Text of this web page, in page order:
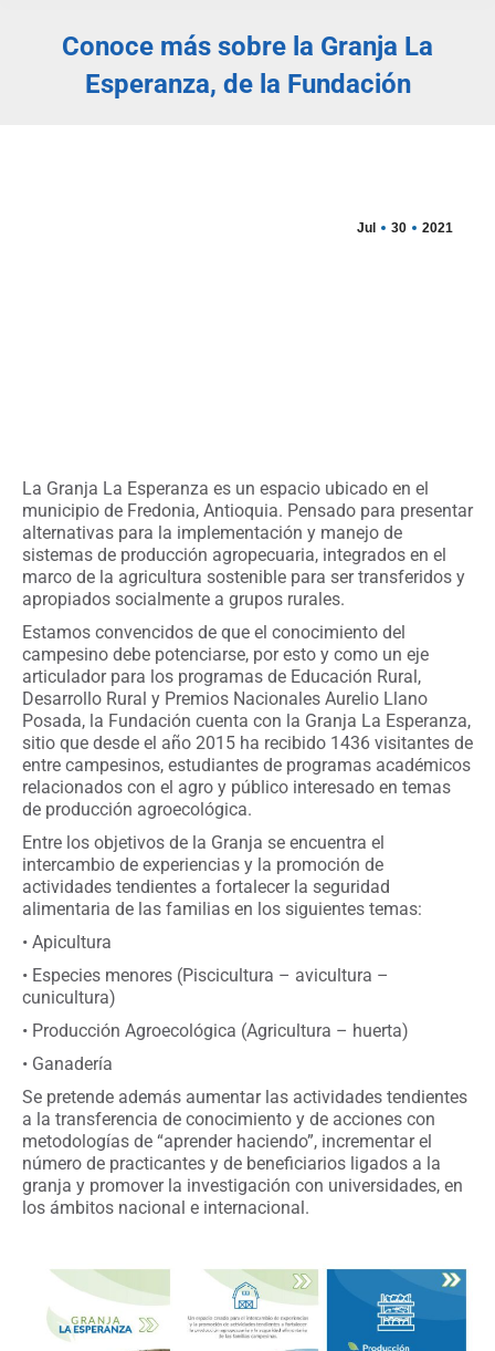
Conoce más sobre la Granja La
Esperanza, de la Fundación
Jul 30 2021
La Granja La Esperanza es un espacio ubicado en el
municipio de Fredonia, Antioquia. Pensado para presentar
alternativas para la implementación y manejo de
sistemas de producción agropecuaria, integrados en el
marco de la agricultura sostenible para ser transferidos y
apropiados socialmente a grupos rurales.
Estamos convencidos de que el conocimiento del
campesino debe potenciarse, por esto y como un eje
articulador para los programas de Educación Rural,
Desarrollo Rural y Premios Nacionales Aurelio Llano
Posada, la Fundación cuenta con la Granja La Esperanza,
sitio que desde el año 2015 ha recibido 1436 visitantes de
entre campesinos, estudiantes de programas académicos
relacionados con el agro y público interesado en temas
de producción agroecológica.
Entre los objetivos de la Granja se encuentra el
intercambio de experiencias y la promoción de
actividades tendientes a fortalecer la seguridad
alimentaria de las familias en los siguientes temas:
• Apicultura
• Especies menores (Piscicultura – avicultura –
cunicultura)
• Producción Agroecológica (Agricultura – huerta)
• Ganadería
Se pretende además aumentar las actividades tendientes
a la transferencia de conocimiento y de acciones con
metodologías de “aprender haciendo”, incrementar el
número de practicantes y de beneficiarios ligados a la
granja y promover la investigación con universidades, en
los ámbitos nacional e internacional.